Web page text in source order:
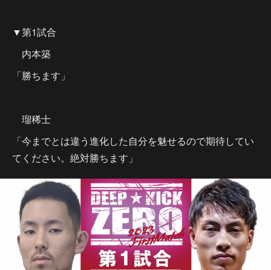
▼第1試合
内本築
「勝ちます」
瑠稀士
「今までとは違う進化した自分を魅せるので期待してい
てください。絶対勝ちます」